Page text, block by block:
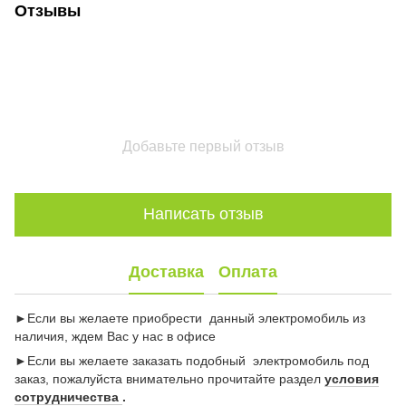
Отзывы
Добавьте первый отзыв
Написать отзыв
Доставка Оплата
►Если вы желаете приобрести данный электромобиль из
наличия, ждем Вас у нас в офисе
►Если вы желаете заказать подобный электромобиль под
заказ, пожалуйста внимательно прочитайте раздел условия
сотрудничества .